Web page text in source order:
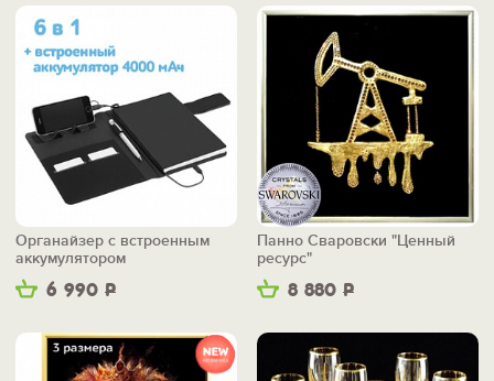
6 990 Р
Органайзер с встроенным
аккумулятором
"Энерджайзер"
8 880 Р
Панно Сваровски "Ценный
ресурс"